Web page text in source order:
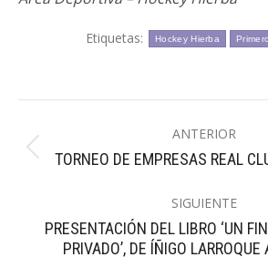
Etiquetas: Hockey Hierba
entre
ANTERIOR
TORNEO DE EMPRESAS REAL
SIGUIENTE
PRESENTACIÓN DEL LIBRO ‘UN
PRIVADO’, DE ÍÑIGO LARROQUE